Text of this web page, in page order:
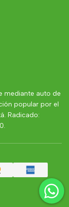
mediante auto de
popular por el
Radicado: